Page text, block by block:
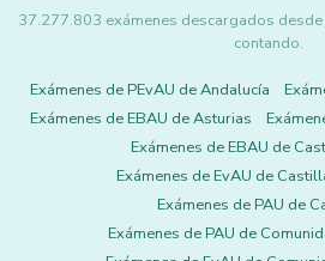
37.277.803 exámenes descargados
contando.
Exámenes de PEvAU de Andalucía
Exámenes de EBAU de Asturias
Exámenes de EBAU de
Exámenes de EvAU de
Exámenes de PAU de
Exámenes de PAU de